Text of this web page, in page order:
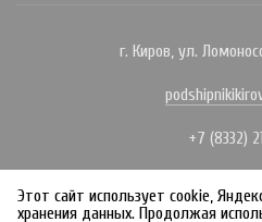
г. Киров, ул.
+7 (8332)
Политика
Этот сайт использует cookie,
хранения данных. Продолжая